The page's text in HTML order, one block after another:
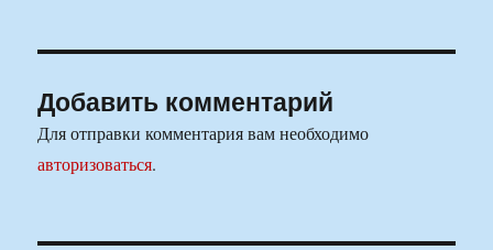
Добавить комментарий
Для отправки комментария вам необходимо
авторизоваться.